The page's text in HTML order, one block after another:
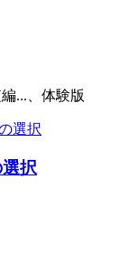
...、体験版
択